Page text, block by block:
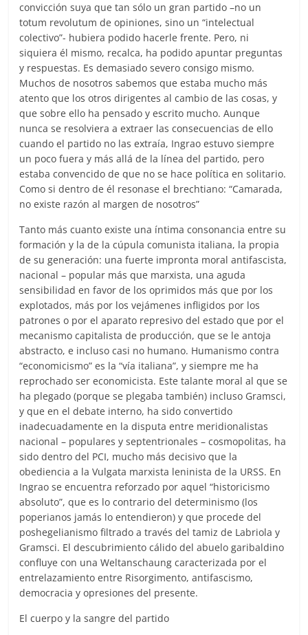
convicción suya que tan sólo un gran partido –no un
totum revolutum de opiniones, sino un “intelectual
colectivo”- hubiera podido hacerle frente. Pero, ni
siquiera él mismo, recalca, ha podido apuntar preguntas
y respuestas. Es demasiado severo consigo mismo.
Muchos de nosotros sabemos que estaba mucho más
atento que los otros dirigentes al cambio de las cosas, y
que sobre ello ha pensado y escrito mucho. Aunque
nunca se resolviera a extraer las consecuencias de ello
cuando el partido no las extraía, Ingrao estuvo siempre
un poco fuera y más allá de la línea del partido, pero
estaba convencido de que no se hace política en solitario.
Como si dentro de él resonase el brechtiano: “Camarada,
no existe razón al margen de nosotros”
Tanto más cuanto existe una íntima consonancia entre su
formación y la de la cúpula comunista italiana, la propia
de su generación: una fuerte impronta moral antifascista,
nacional – popular más que marxista, una aguda
sensibilidad en favor de los oprimidos más que por los
explotados, más por los vejámenes infligidos por los
patrones o por el aparato represivo del estado que por el
mecanismo capitalista de producción, que se le antoja
abstracto, e incluso casi no humano. Humanismo contra
“economicismo” es la “vía italiana”, y siempre me ha
reprochado ser economicista. Este talante moral al que se
ha plegado (porque se plegaba también) incluso Gramsci,
y que en el debate interno, ha sido convertido
inadecuadamente en la disputa entre meridionalistas
nacional – populares y septentrionales – cosmopolitas, ha
sido dentro del PCI, mucho más decisivo que la
obediencia a la Vulgata marxista leninista de la URSS. En
Ingrao se encuentra reforzado por aquel “historicismo
absoluto”, que es lo contrario del determinismo (los
poperianos jamás lo entendieron) y que procede del
poshegelianismo filtrado a través del tamiz de Labriola y
Gramsci. El descubrimiento cálido del abuelo garibaldino
confluye con una Weltanschaung caracterizada por el
entrelazamiento entre Risorgimento, antifascismo,
democracia y opresiones del presente.
El cuerpo y la sangre del partido